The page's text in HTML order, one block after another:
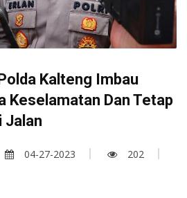
Kalteng Imbau
Keselamatan Dan Tetap
Jalan
04-27-2023
202